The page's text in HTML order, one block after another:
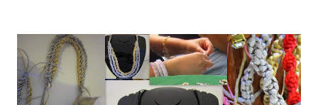
não mais utilizamos ou aproveitar as sobras, por exemplo,
de uma construção e transformá-las em objetos
decorativos, como o das fotos.